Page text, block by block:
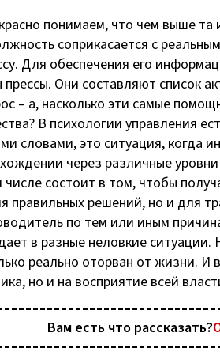
понимаем, что чем выше
соприкасается с
Для обеспечения его
Они составляют список
– а, насколько эти самые
В психологии управления
словами, это ситуация, когда
через различные
числе состоит в том, чтобы
правильных решений, но и для
по тем или иным
в разные неловкие
реально оторван от жизни. И
но и на восприятие всей
Вам есть что рассказать?